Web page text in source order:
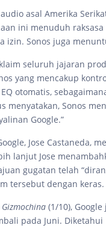
asal Amerika
ini menuduh
izin. Sonos juga
seluruh jajaran
yang mencakup
otomatis,
menyatakan, Sonos
Google.”
Jose Castaneda,
lanjut Jose
gugatan telah
tersebut dengan keras.
Gizmochina (1/10),
pada Juni.